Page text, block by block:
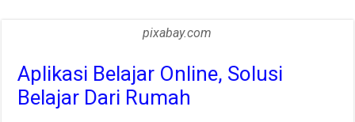
pixabay.com
Aplikasi Belajar Online, Solusi
Belajar Dari Rumah